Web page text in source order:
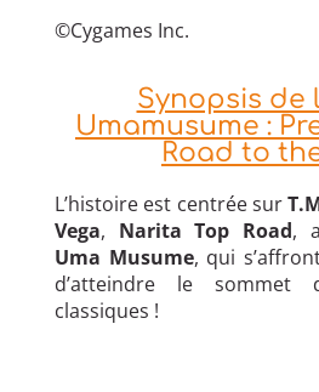
©Cygames Inc.
Synopsis de
Umamusume :
Road to
L’histoire est centrée sur
Vega, Narita Top Road,
Uma Musume, qui
d’atteindre le sommet
classiques !